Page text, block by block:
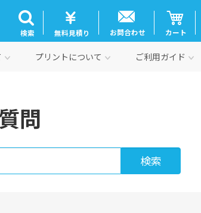
検索 無料見積り お問合わせ カート
プリントについて ご利用ガイド
問